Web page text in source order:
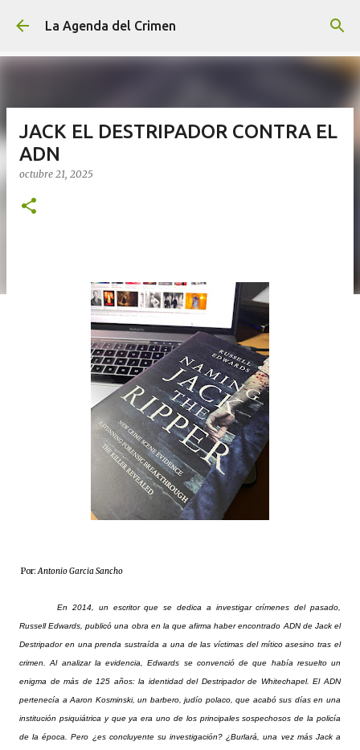
Ir al contenido principal
La Agenda del Crimen
JACK EL DESTRIPADOR CONTRA EL
ADN
octubre 21, 2025
Por:Antonio Garcia Sancho
En 2014, un escritor que se dedica a investigar crímenes del pasado,
Russell Edwards, publicó una obra en la que afirma haber encontrado ADN de Jack el
Destripador en una prenda sustraída a una de las víctimas del mítico asesino tras el
crimen. Al analizar la evidencia, Edwards se convenció de que había resuelto un
enigma de más de 125 años: la identidad del Destripador de Whitechapel. El ADN
pertenecía a Aaron Kosminski, un barbero, judío polaco, que acabó sus días en una
institución psiquiátrica y que ya era uno de los principales sospechosos de la policía
de la época. Pero ¿es concluyente su investigación? ¿Burlará, una vez más Jack a